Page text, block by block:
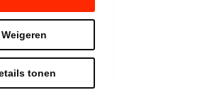
Weigeren
tonen